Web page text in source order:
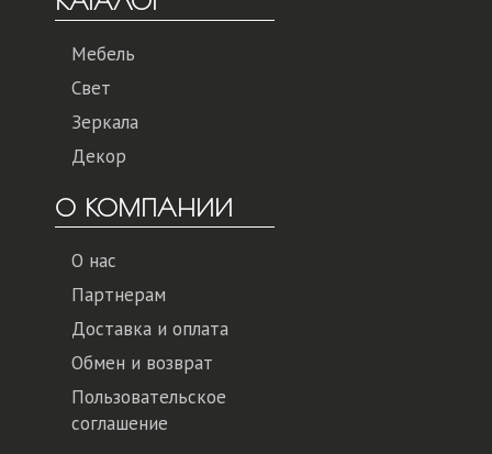
Мебель
Свет
Зеркала
Декор
О КОМПАНИИ
О нас
Партнерам
Доставка и оплата
Обмен и возврат
Пользовательское
соглашение